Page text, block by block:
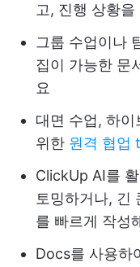
고, 진행 상황
그룹 수업이나
집이 가능한 문
요
대면 수업, 하
위한 원격 협업
ClickUp AI를
토밍하거나, 긴
를 빠르게 작성
Docs를 사용하